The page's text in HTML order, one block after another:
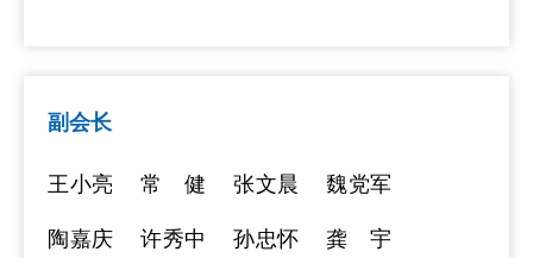
副会长
王小亮 常 健 张文晨 魏党军
陶嘉庆 许秀中 孙忠怀 龚 宇